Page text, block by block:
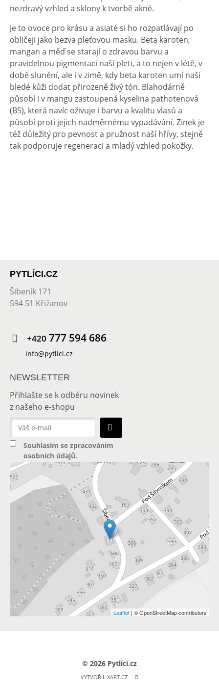
nezdravý vzhled a sklony k tvorbě akné.
Je to ovoce pro krásu a asiaté si ho rozpatlávají po
obličeji jako bezva pleťovou masku. Beta karoten,
mangan a měď se starají o zdravou barvu a
pravidelnou pigmentaci naší pleti, a to nejen v létě, v
době slunění, ale i v zimě, kdy beta karoten umí naší
bledé kůži dodat přirozeně živý tón. Blahodárně
působí i v mangu zastoupená kyselina pathotenová
(B5), která navíc oživuje i barvu a kvalitu vlasů a
působí proti jejich nadměrnému vypadávání. Zinek je
též důležitý pro pevnost a pružnost naší hřívy, stejně
tak podporuje regeneraci a mladý vzhled pokožky.
PYTLÍCI.CZ
Šibeník 171
594 51 Křižanov
+420 777 594 686
info@pytlici.cz
Leaflet | © OpenStreetMap contributors
NEWSLETTER
Přihlašte se k odběru novinek
z našeho e-shopu
Souhlasím se zpracováním
osobních údajů.
© 2026 Pytlíci.cz
VYTVOŘIL XART.CZ